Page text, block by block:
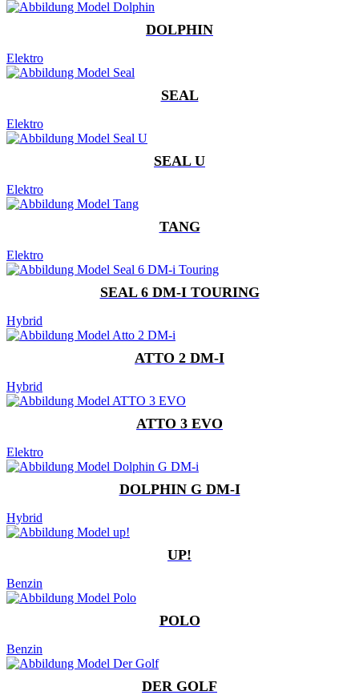
DOLPHIN
Elektro
SEAL
Elektro
SEAL U
Elektro
TANG
Elektro
SEAL 6 DM-I TOURING
Hybrid
ATTO 2 DM-I
Hybrid
ATTO 3 EVO
Elektro
DOLPHIN G DM-I
Hybrid
UP!
Benzin
POLO
Benzin
DER GOLF